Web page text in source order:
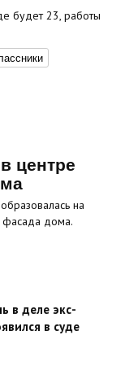
будет 23, работы
центре
на
фасада дома.
в деле экс-
в суде